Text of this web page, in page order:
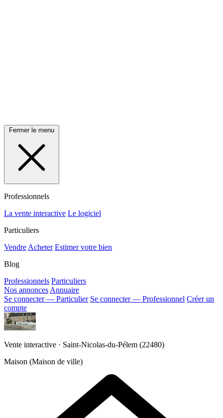
Fermer le menu
Professionnels
La vente interactive Le logiciel
Particuliers
Vendre Acheter Estimer votre bien
Blog
Professionnels Particuliers
Nos annonces Annuaire
Se connecter — Particulier Se connecter — Professionnel Créer un
compte
Vente interactive · Saint-Nicolas-du-Pélem (22480)
Maison (Maison de ville)